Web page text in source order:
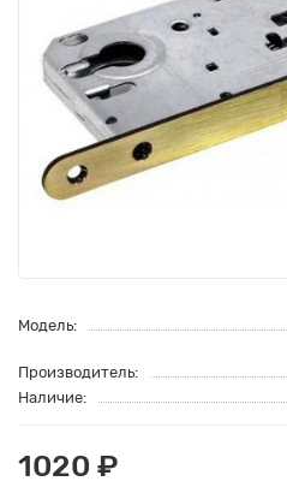
Модель:
Производитель:
Наличие:
1020 ₽